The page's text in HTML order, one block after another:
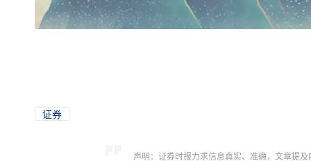
证券
声明：证券时报力求信息真实、准确，文章提